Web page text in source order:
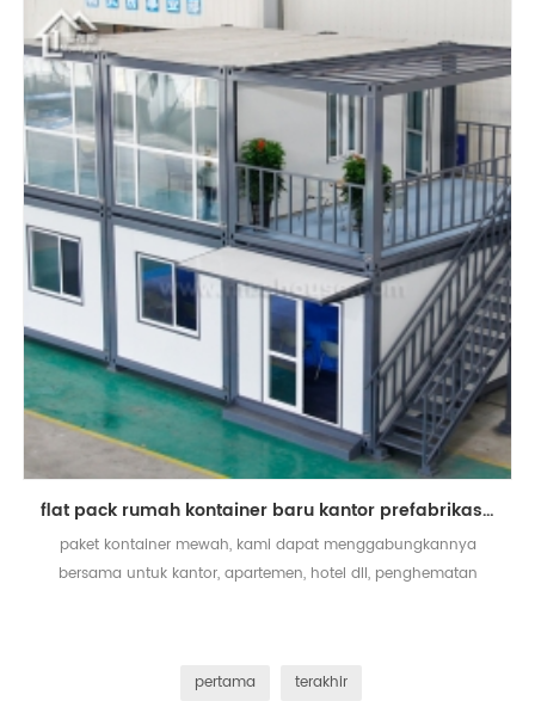
flat pack rumah kontainer baru kantor prefabrikasi mewah modern
paket kontainer mewah, kami dapat menggabungkannya
bersama untuk kantor, apartemen, hotel dll, penghematan
pertama
terakhir